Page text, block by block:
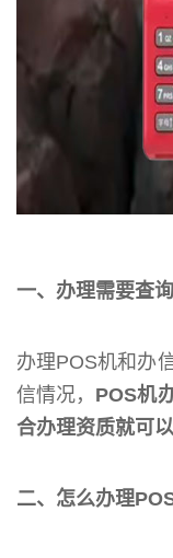
一、办理需要查
办理POS机和办
信情况， POS机
合办理资质就可
二、怎么办理